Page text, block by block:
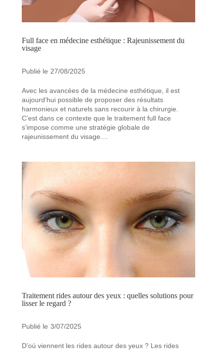
Full face en médecine esthétique : Rajeunissement du
visage
27/08/2025
Avec les avancées de la médecine esthétique, il est
aujourd’hui possible de proposer des résultats
harmonieux et naturels sans recourir à la chirurgie.
C’est dans ce contexte que le traitement full face
s’impose comme une stratégie globale de
rajeunissement du visage....
Traitement rides autour des yeux : quelles solutions pour
lisser le regard ?
3/07/2025
D’où viennent les rides autour des yeux ? Les rides